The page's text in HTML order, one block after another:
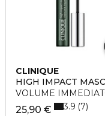
CLINIQUE
HIGH IMPACT
VOLUME
25,90 €
3.9 7